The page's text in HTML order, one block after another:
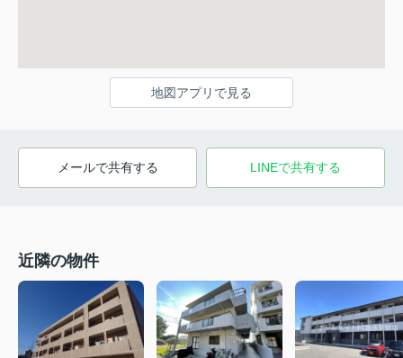
地図アプリで見る
メールで共有する LINEで共有する
近隣の物件